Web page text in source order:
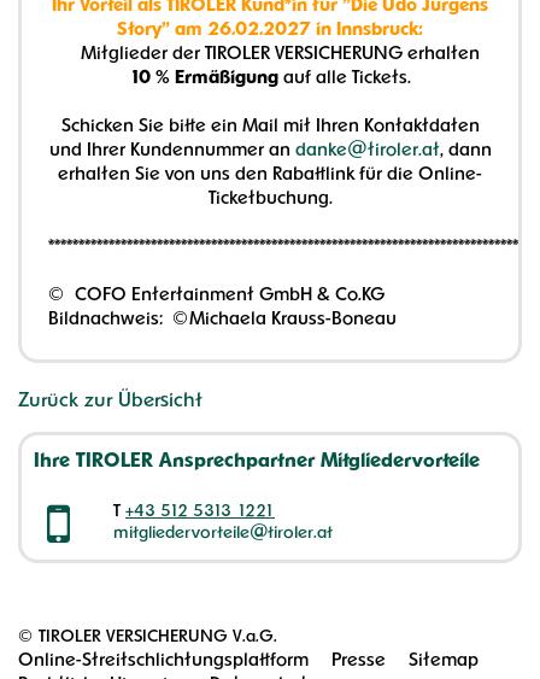
Ihr Vorteil als TIROLER Kund*in für "Die Udo Jürgens
Story" am 26.02.2027 in Innsbruck:
Mitglieder der TIROLER VERSICHERUNG erhalten
10 % Ermäßigung auf alle Tickets.
Schicken Sie bitte ein Mail mit Ihren Kontaktdaten
und Ihrer Kundennummer an danke@tiroler.at, dann
erhalten Sie von uns den Rabattlink für die Online-
Ticketbuchung.
© COFO Entertainment GmbH & Co.KG
Bildnachweis: ©Michaela Krauss-Boneau
Zurück zur Übersicht
Ihre TIROLER Ansprechpartner Mitgliedervorteile
T +43 512 5313 1221
mitgliedervorteile@tiroler.at
© TIROLER VERSICHERUNG V.a.G.
Online-Streitschlichtungsplattform
Presse
Sitemap